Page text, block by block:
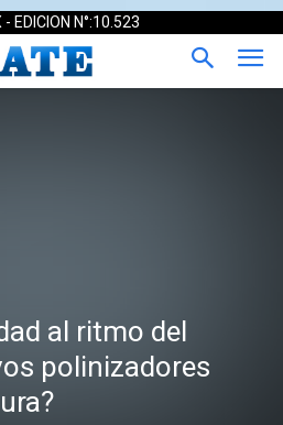
EDICION N°:10.523
al ritmo del
polinizadores